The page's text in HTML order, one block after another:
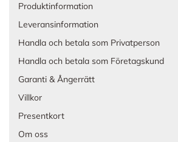
Produktinformation
Leveransinformation
Handla och betala som Privatperson
Handla och betala som Företagskund
Garanti & Ångerrätt
Villkor
Presentkort
Om oss